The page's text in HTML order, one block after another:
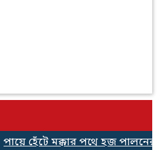
পায়ে হেঁটে মক্কার পথে হজ